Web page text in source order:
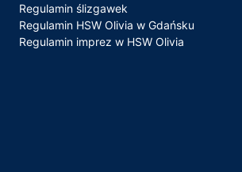
Regulamin ślizgawek
Regulamin HSW Olivia w Gdańsku
Regulamin imprez w HSW Olivia